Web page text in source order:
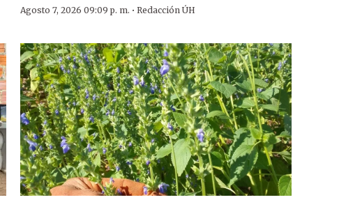
Agosto 7, 2026 09:09 p. m. · Redacción ÚH